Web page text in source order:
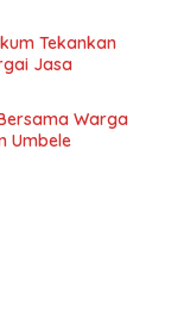
Tekankan
Jasa
Warga
Umbele